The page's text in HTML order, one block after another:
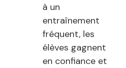
à un
entraînement
fréquent, les
élèves gagnent
en confiance et